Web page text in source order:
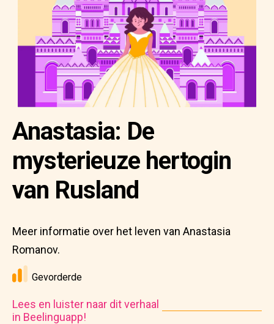
Anastasia: De
mysterieuze hertogin
van Rusland
Meer informatie over het leven van Anastasia
Romanov.
Gevorderde
Lees en luister naar dit verhaal
in Beelinguapp!